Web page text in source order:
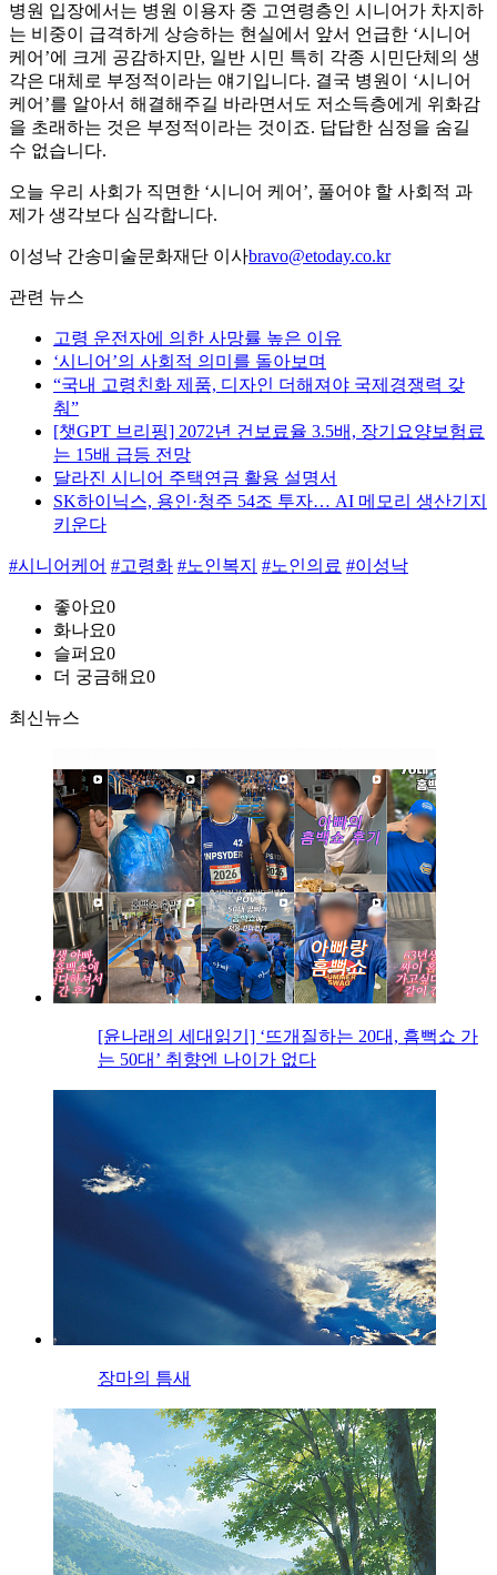
병원 입장에서는 병원 이용자 중 고연령층인 시니어가 차지하
는 비중이 급격하게 상승하는 현실에서 앞서 언급한 ‘시니어
케어’에 크게 공감하지만, 일반 시민 특히 각종 시민단체의 생
각은 대체로 부정적이라는 얘기입니다. 결국 병원이 ‘시니어
케어’를 알아서 해결해주길 바라면서도 저소득층에게 위화감
을 초래하는 것은 부정적이라는 것이죠. 답답한 심정을 숨길
수 없습니다.
오늘 우리 사회가 직면한 ‘시니어 케어’, 풀어야 할 사회적 과
제가 생각보다 심각합니다.
이성낙 간송미술문화재단 이사bravo@etoday.co.kr
관련 뉴스
고령 운전자에 의한 사망률 높은 이유
‘시니어’의 사회적 의미를 돌아보며
“국내 고령친화 제품, 디자인 더해져야 국제경쟁력 갖
춰”
[챗GPT 브리핑] 2072년 건보료율 3.5배, 장기요양보험료
는 15배 급등 전망
달라진 시니어 주택연금 활용 설명서
SK하이닉스, 용인·청주 54조 투자… AI 메모리 생산기지
키운다
#시니어케어 #고령화 #노인복지 #노인의료 #이성낙
좋아요0
화나요0
슬퍼요0
더 궁금해요0
최신뉴스
[윤나래의 세대읽기] ‘뜨개질하는 20대, 흠뻑쇼 가
는 50대’ 취향엔 나이가 없다
장마의 틈새